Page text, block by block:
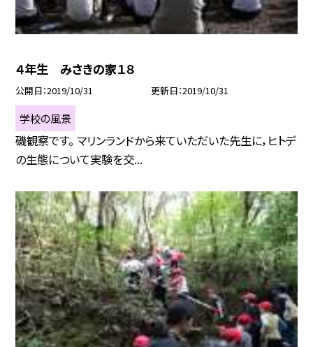
４年生 みさきの家１８
公開日 2019/10/31 更新日 2019/10/31
学校の風景
磯観察です。 マリンランドから来ていただいた先生に，ヒトデ
の生態について実験を交...